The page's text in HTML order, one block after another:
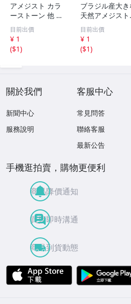
アメジスト カラ
ーストーン 他 色
石 アクセサリー
パーツ 等 部品 大
量 総重量約23kg
まとめ セット
目前出價
¥ 1
($1)
ブラジル産大き
天然アメジスト
晶571g［紫水
晶］結晶^ ^綺麗
^色が濃い^ ^
目前出價
¥ 1
($1)
關於我們
新聞中心
服務說明
客服中心
常見問答
聯絡客服
最新公告
手機逛拍賣，購物更便利
商品降價通知
買賣即時溝通
商品到貨動態
APP Store